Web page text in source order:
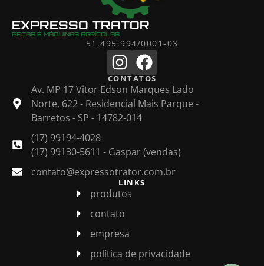
EXPRESSO TRATOR
PEÇAS E MÁQUINAS AGRÍCOLAS
51.495.994/0001-03
CONTATOS
Av. MP 17 Vitor Edson Marques Lado
Norte, 622 - Residencial Mais Parque -
Barretos - SP - 14782-014
(17) 99194-4028
(17) 99130-5611 - Gaspar (vendas)
contato@expressotrator.com.br
LINKS
produtos
contato
empresa
política de privacidade